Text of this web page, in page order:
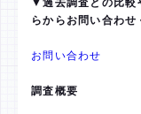
▼過去調査との比較
らからお問い合わせ
お問い合わせ
調査概要